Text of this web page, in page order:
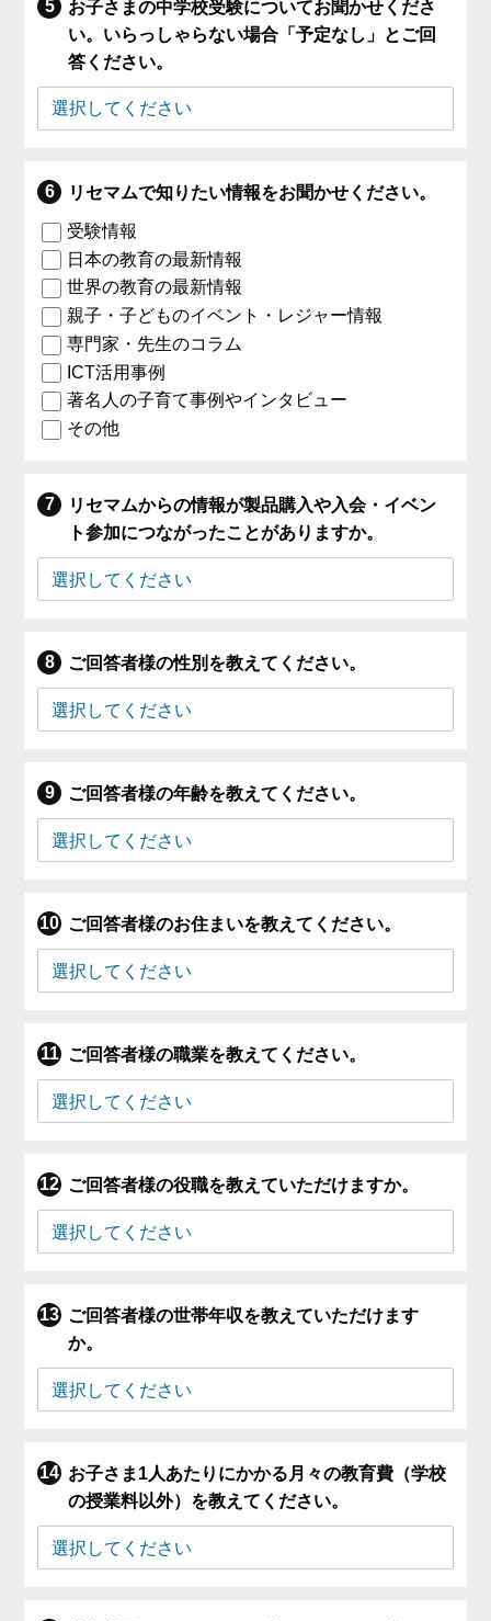
お子さまの中学校受験についてお聞かせくださ
い。いらっしゃらない場合「予定なし」とご回
答ください。
リセマムで知りたい情報をお聞かせください。
受験情報
日本の教育の最新情報
世界の教育の最新情報
親子・子どものイベント・レジャー情報
専門家・先生のコラム
ICT活用事例
著名人の子育て事例やインタビュー
その他
リセマムからの情報が製品購入や入会・イベン
ト参加につながったことがありますか。
ご回答者様の性別を教えてください。
ご回答者様の年齢を教えてください。
ご回答者様のお住まいを教えてください。
ご回答者様の職業を教えてください。
ご回答者様の役職を教えていただけますか。
ご回答者様の世帯年収を教えていただけます
か。
お子さま1人あたりにかかる月々の教育費（学校
の授業料以外）を教えてください。